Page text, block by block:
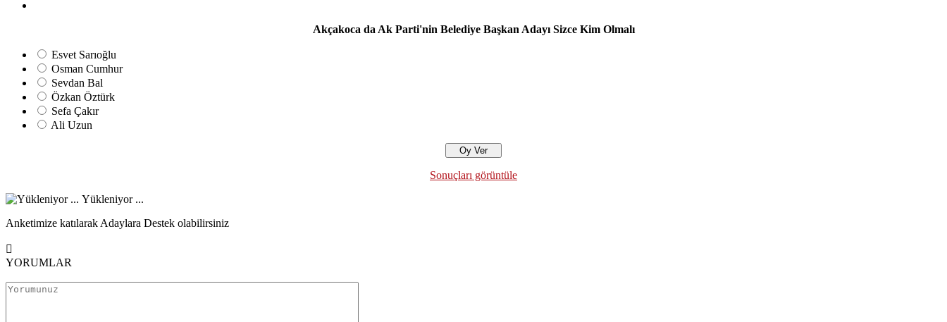
Akçakoca da Ak Parti'nin Belediye Başkan Adayı Sizce Kim Olmalı
Esvet Sarıoğlu
Osman Cumhur
Sevdan Bal
Özkan Öztürk
Sefa Çakır
Ali Uzun
Sonuçları görüntüle
Yükleniyor ...
Anketimize katılarak Adaylara Destek olabilirsiniz
YORUMLAR